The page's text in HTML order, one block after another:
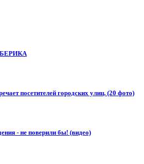
посетителей городских улиц. (20 фото)
- не поверили бы! (видео)